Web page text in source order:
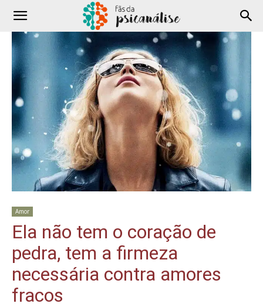
Amor
Ela não tem o coração de
pedra, tem a firmeza
necessária contra amores
fracos